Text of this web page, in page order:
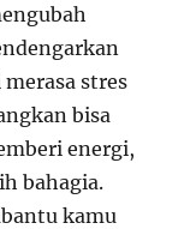
stres
bisa
energi,
bahagia.
kamu